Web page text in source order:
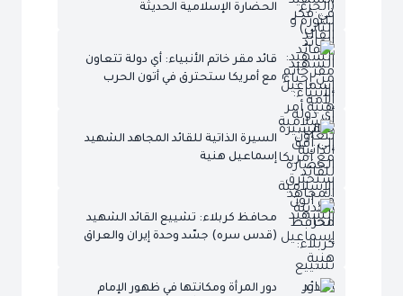
الحضارة الإسلامية الحديثة
قائد مقر خاتم الأنبياء: أي دولة تتعاون
مع أمريكا ستحترق في أتون الحرب
السيرة الذاتية للقائد المجاهد الشهيد
إسماعيل هنية
محافظ كربلاء: تشييع القائد الشهيد
(قدس سره) جسّد وحدة إيران والعراق
دور المرأة ومكانتها في ظهور الإمام